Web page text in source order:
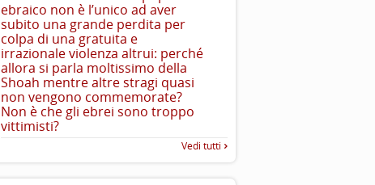
ebraico non è l’unico ad aver
subito una grande perdita per
colpa di una gratuita e
irrazionale violenza altrui: perché
allora si parla moltissimo della
Shoah mentre altre stragi quasi
non vengono commemorate?
Non è che gli ebrei sono troppo
vittimisti?
Vedi tutti